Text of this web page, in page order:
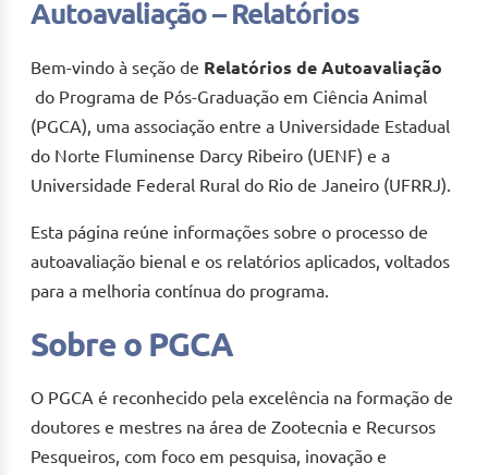
Autoavaliação – Relatórios
Bem-vindo à seção de Relatórios de Autoavaliação
do Programa de Pós-Graduação em Ciência Animal
(PGCA), uma associação entre a Universidade Estadual
do Norte Fluminense Darcy Ribeiro (UENF) e a
Universidade Federal Rural do Rio de Janeiro (UFRRJ).
Esta página reúne informações sobre o processo de
autoavaliação bienal e os relatórios aplicados, voltados
para a melhoria contínua do programa.
Sobre o PGCA
O PGCA é reconhecido pela excelência na formação de
doutores e mestres na área de Zootecnia e Recursos
Pesqueiros, com foco em pesquisa, inovação e